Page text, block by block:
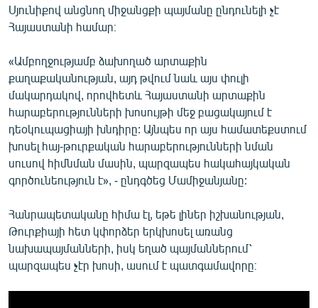
Սյունիքով անցնող միջանցքի պայմանը ընդունելի չէ
Հայաստանի համար։
«Ամբողջությամբ ձախողած արտաքին
քաղաքականության, այդ թվում նաև այս փուլի
մակարդակով, որովհետև Հայաստանի արտաքին
հարաբերությունների խոսույթի մեջ բացակայում է
դեօկուպացիայի խնդիրը: Այնպես որ այս համատեքստում
խոսել հայ-թուրքական հարաբերությունների նման
սուսով հիմնման մասին, պարզապես հակահայկական
գործունեություն է», - ընդգծեց Մամիջանյանը:
Հանրապետականը հիմա էլ, եթե լիներ իշխանության,
Թուրքիայի հետ կփորձեր երկխոսել առանց
նախապայմանների, իսկ եղած պայմաններում՝
պարզապես չէր խոսի, ասում է պատգամավորը։